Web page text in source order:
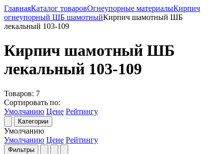
ГлавнаяКаталог товаровОгнеупорные материалыКирпич
огнеупорный ШБ шамотныйКирпич шамотный ШБ
лекальный 103-109
Кирпич шамотный ШБ
лекальный 103-109
Товаров: 7
Сортировать по:
Умолчанию Цене Рейтингу
Категории
Умолчанию
Умолчанию Цене Рейтингу
Фильтры